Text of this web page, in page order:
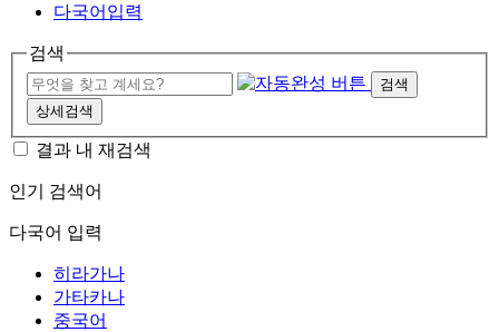
다국어입력
검색
검색
상세검색
결과 내 재검색
인기 검색어
다국어 입력
히라가나
가타카나
중국어